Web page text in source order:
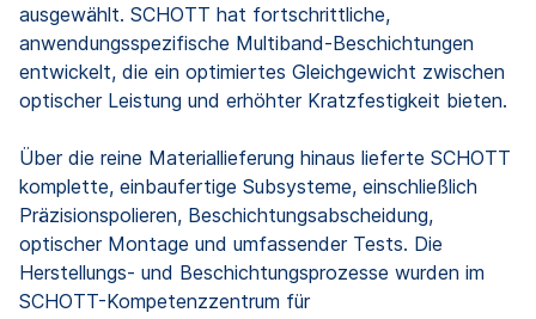
ausgewählt. SCHOTT hat fortschrittliche,
anwendungsspezifische Multiband-Beschichtungen
entwickelt, die ein optimiertes Gleichgewicht zwischen
optischer Leistung und erhöhter Kratzfestigkeit bieten.
Über die reine Materiallieferung hinaus lieferte SCHOTT
komplette, einbaufertige Subsysteme, einschließlich
Präzisionspolieren, Beschichtungsabscheidung,
optischer Montage und umfassender Tests. Die
Herstellungs- und Beschichtungsprozesse wurden im
SCHOTT-Kompetenzzentrum für